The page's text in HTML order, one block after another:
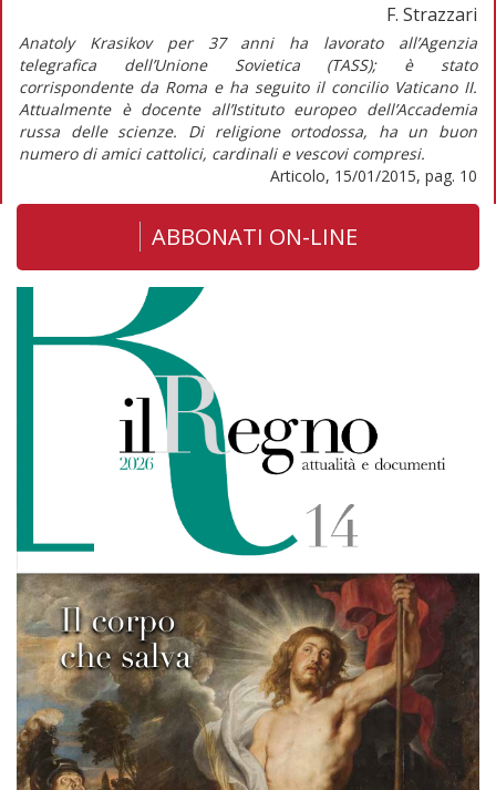
F. Strazzari
Anatoly Krasikov per 37 anni ha lavorato all’Agenzia
telegrafica dell’Unione Sovietica (TASS); è stato
corrispondente da Roma e ha seguito il concilio Vaticano II.
Attualmente è docente all’Istituto europeo dell’Accademia
russa delle scienze. Di religione ortodossa, ha un buon
numero di amici cattolici, cardinali e vescovi compresi.
Articolo, 15/01/2015, pag. 10
ABBONATI ON-LINE